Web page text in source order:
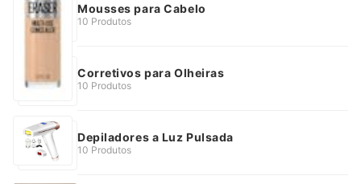
Mousses para Cabelo
10 Produtos
Corretivos para Olheiras
10 Produtos
Depiladores a Luz Pulsada
10 Produtos